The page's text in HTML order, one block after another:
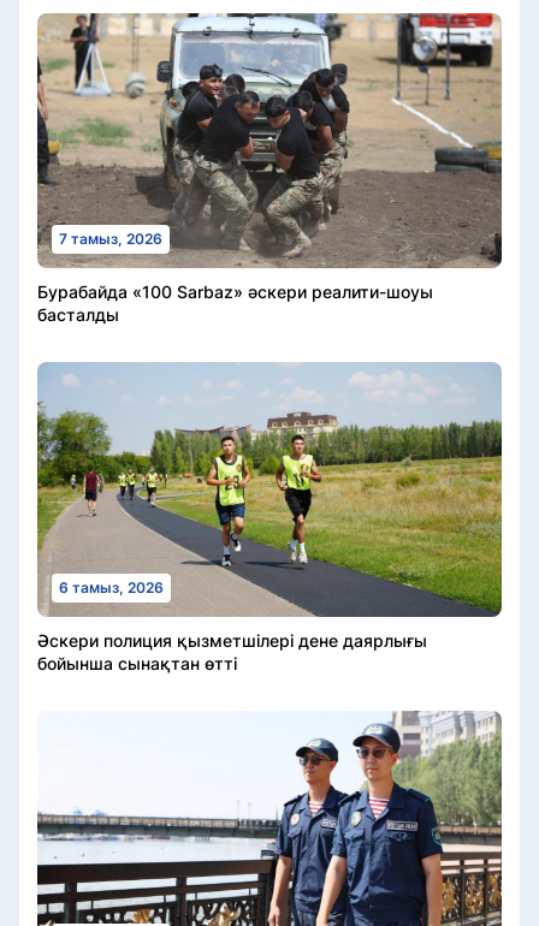
7 тамыз, 2026
Бурабайда «100 Sarbaz» әскери реалити-шоуы
басталды
6 тамыз, 2026
Әскери полиция қызметшілері дене даярлығы
бойынша сынақтан өтті